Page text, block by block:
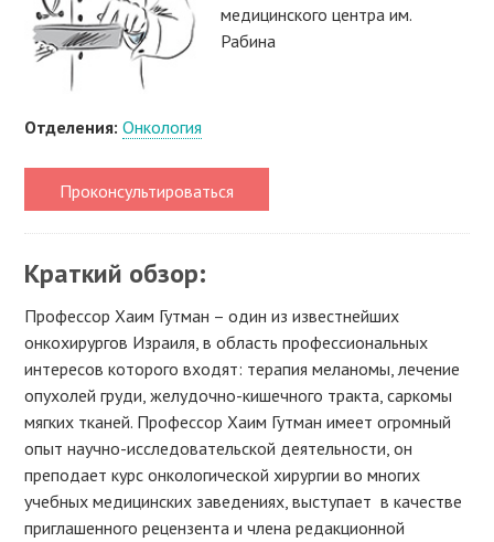
медицинского центра им.
Рабина
Отделения: Онкология
Проконсультироваться
Краткий обзор:
Профессор Хаим Гутман – один из известнейших
онкохирургов Израиля, в область профессиональных
интересов которого входят: терапия меланомы, лечение
опухолей груди, желудочно-кишечного тракта, саркомы
мягких тканей. Профессор Хаим Гутман имеет огромный
опыт научно-исследовательской деятельности, он
преподает курс онкологической хирургии во многих
учебных медицинских заведениях, выступает в качестве
приглашенного рецензента и члена редакционной